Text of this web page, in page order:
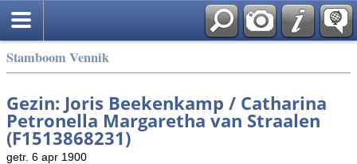
Stamboom Vennik
Gezin: Joris Beekenkamp / Catharina
Petronella Margaretha van Straalen
(F1513868231)
getr. 6 apr 1900